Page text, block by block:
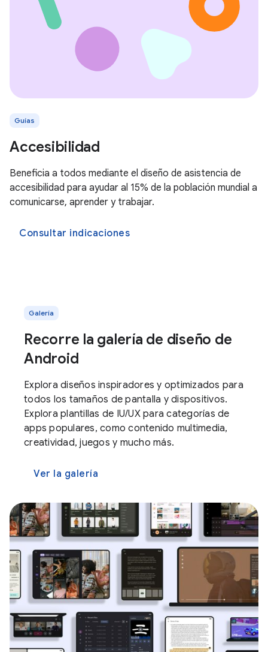
Guías
Accesibilidad
Beneficia a todos mediante el diseño de asistencia de
accesibilidad para ayudar al 15% de la población mundial a
comunicarse, aprender y trabajar.
Consultar indicaciones
Galería
Recorre la galería de diseño de
Android
Explora diseños inspiradores y optimizados para
todos los tamaños de pantalla y dispositivos.
Explora plantillas de IU/UX para categorías de
apps populares, como contenido multimedia,
creatividad, juegos y mucho más.
Ver la galería